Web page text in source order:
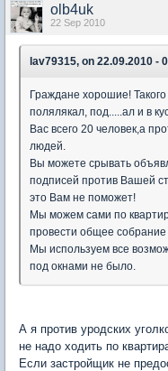
olb4uk
22 Sep 2010
lav79315, on 22.09.2010 -
Граждане хорошие!
полялякал, под.....ал и в
Вас всего 20 человек,а
людей.
Вы можете срывать
подписей против Вашей
это Вам не поможет!
Мы можем сами по
провести общее собрание
Мы используем все
под окнами не было.
А я против уродских
не надо ходить по
Если застройщик не